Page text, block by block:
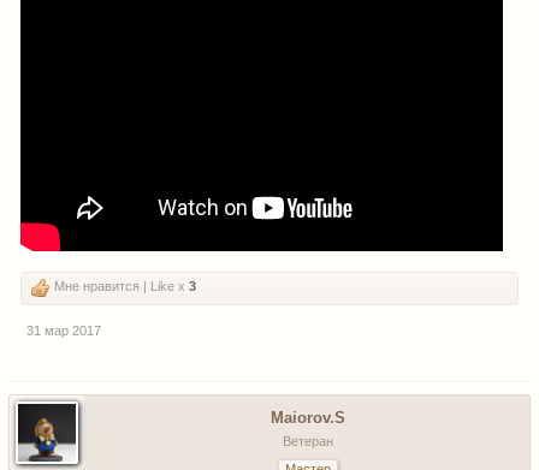
Мне нравится | Like x 3
31 мар 2017
Maiorov.S
Ветеран